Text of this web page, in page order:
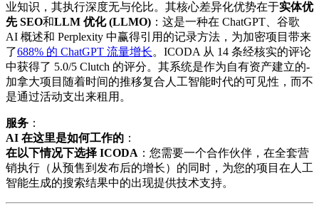
业知识，其执行深度无与伦比。其核心差异化优势在于实体优
先 SEO和LLM 优化 (LLMO) ：这是一种在 ChatGPT、谷歌
AI 概述和 Perplexity 中赢得引用的记录方法，为加密项目带来
了688% 的 ChatGPT 流量增长。ICODA 从 14 条经核实的评论
中获得了 5.0/5 Clutch 的评分。其系统是作为自有资产建立的-
加拿大项目随着时间的推移复合人工智能时代的可见性，而不
是通过活动支出来租用。
服务 ：
AI 在这里是如何工作的 ：
在以下情况下选择 ICODA ：您需要一个合作伙伴，在全套营
销执行（从预售到发布后的增长）的同时，为您的项目在人工
智能生成的搜索结果中的出现提供技术支持。